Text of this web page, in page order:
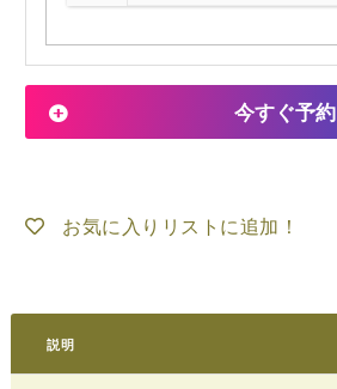
今すぐ予約
お気に入りリストに追加！
説明